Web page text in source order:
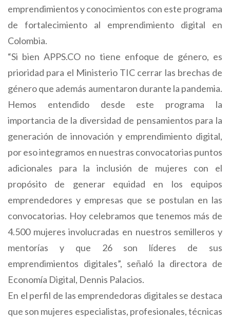
emprendimientos y conocimientos con este programa
de fortalecimiento al emprendimiento digital en
Colombia.
“Si bien APPS.CO no tiene enfoque de género, es
prioridad para el Ministerio TIC cerrar las brechas de
género que además aumentaron durante la pandemia.
Hemos entendido desde este programa la
importancia de la diversidad de pensamientos para la
generación de innovación y emprendimiento digital,
por eso integramos en nuestras convocatorias puntos
adicionales para la inclusión de mujeres con el
propósito de generar equidad en los equipos
emprendedores y empresas que se postulan en las
convocatorias. Hoy celebramos que tenemos más de
4.500 mujeres involucradas en nuestros semilleros y
mentorías y que 26 son líderes de sus
emprendimientos digitales”, señaló la directora de
Economía Digital, Dennis Palacios.
En el perfil de las emprendedoras digitales se destaca
que son mujeres especialistas, profesionales, técnicas